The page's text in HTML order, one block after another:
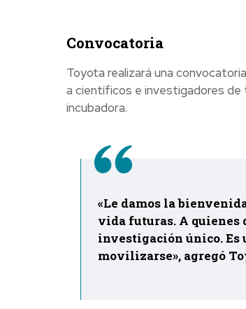
Convocatoria
Toyota realizará una
a científicos e investigadores
incubadora.
«Le damos la
vida futuras. A quienes
investigación único. Es
movilizarse», agregó